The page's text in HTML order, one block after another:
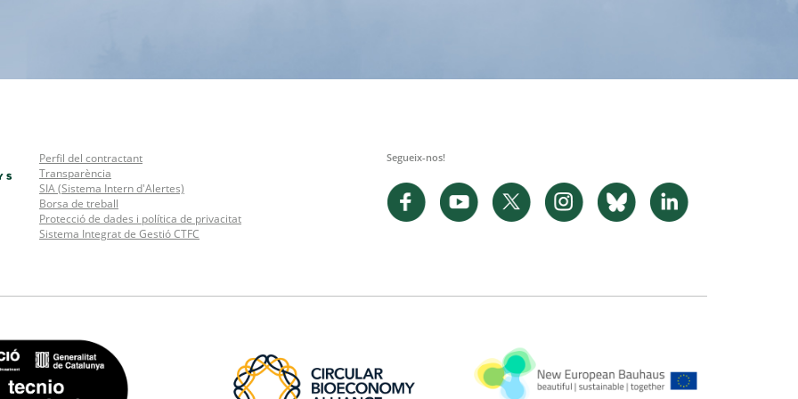
Perfil del contractant
Transparència
SIA (Sistema Intern d'Alertes)
Borsa de treball
Protecció de dades i política de privacitat
Sistema Integrat de Gestió CTFC
Segueix-nos!